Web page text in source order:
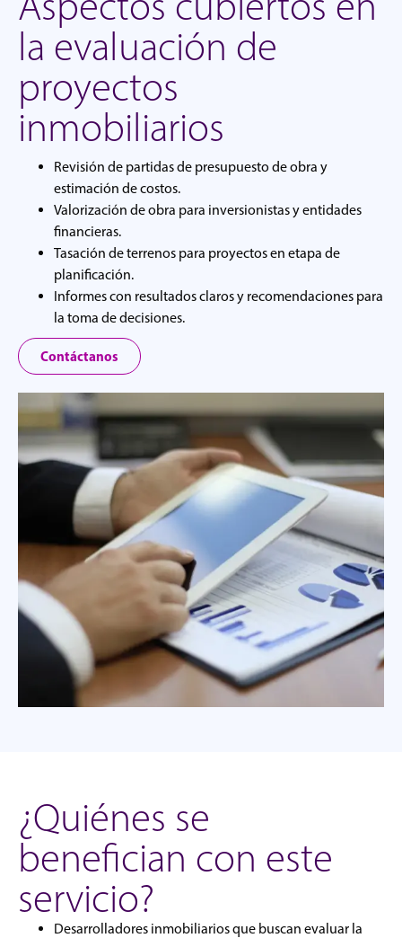
la evaluación de
proyectos
inmobiliarios
Revisión de partidas de presupuesto de obra y
estimación de costos.
Valorización de obra para inversionistas y entidades
financieras.
Tasación de terrenos para proyectos en etapa de
planificación.
Informes con resultados claros y recomendaciones para
la toma de decisiones.
Contáctanos
¿Quiénes se
benefician con este
servicio?
Desarrolladores inmobiliarios que buscan evaluar la